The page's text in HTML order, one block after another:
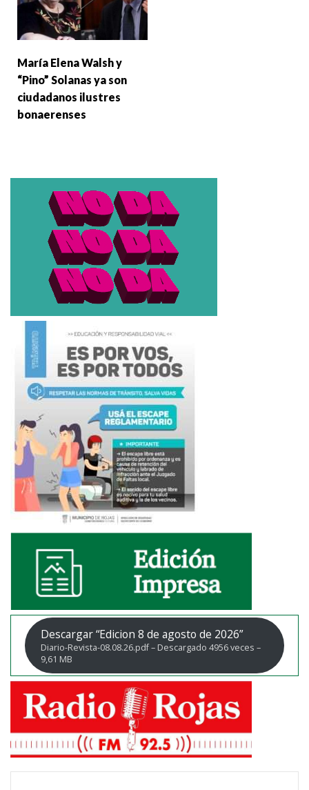
María Elena Walsh y
“Pino” Solanas ya son
ciudadanos ilustres
bonaerenses
Descargar “Edicion 8 de agosto de 2026”
Diario-Revista-08.08.26.pdf – Descargado 4956 veces –
9,61 MB